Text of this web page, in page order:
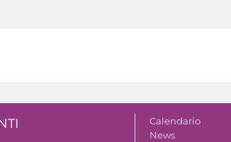
Calendario
News